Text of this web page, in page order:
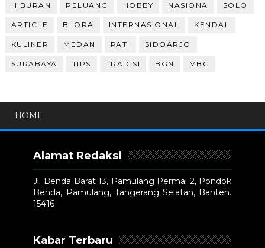
HIBURAN PELUANG HOBBY NASIONA SOLO
ARTICLE BLORA INTERNASIONAL KENDAL
KULINER MEDAN PATI SIDOARJO
SURABAYA TIPS TRADISI BGN MBG
HOME
Alamat Redaksi
Jl. Benda Barat 13, Pamulang Permai 2, Pondok
Benda, Pamulang, Tangerang Selatan, Banten.
15416
Kabar Terbaru